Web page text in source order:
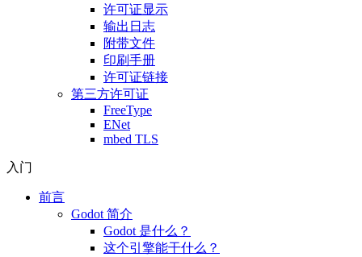
许可证显示
输出日志
附带文件
印刷手册
许可证链接
第三方许可证
FreeType
ENet
mbed TLS
入门
前言
Godot 简介
Godot 是什么？
这个引擎能干什么？